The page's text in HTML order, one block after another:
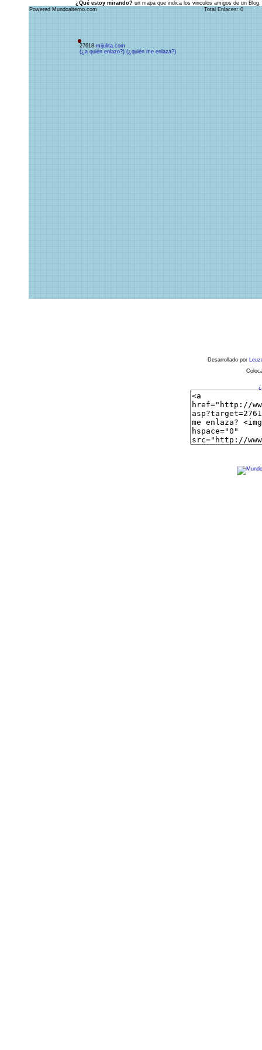
¿Qué estoy mirando? un mapa que indica los vinculos amigos de un
27618-mijulita.com
(¿a quién enlazo?) (¿quién me enlaza?)
Powered Mundoalterno.com Total Enlaces: 0
Desarrollado por